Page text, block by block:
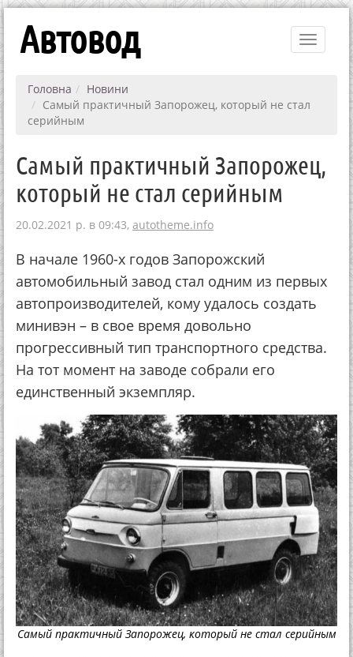
Toggle
Автовод
Головна
Новини
Самый практичный Запорожец, который не стал
серийным
Самый практичный Запорожец,
который не стал серийным
20.02.2021 р. в 09:43, autotheme.info
В начале 1960-х годов Запорожский
автомобильный завод стал одним из первых
автопроизводителей, кому удалось создать
минивэн – в свое время довольно
прогрессивный тип транспортного средства.
На тот момент на заводе собрали его
единственный экземпляр.
Самый практичный Запорожец, который не стал серийным